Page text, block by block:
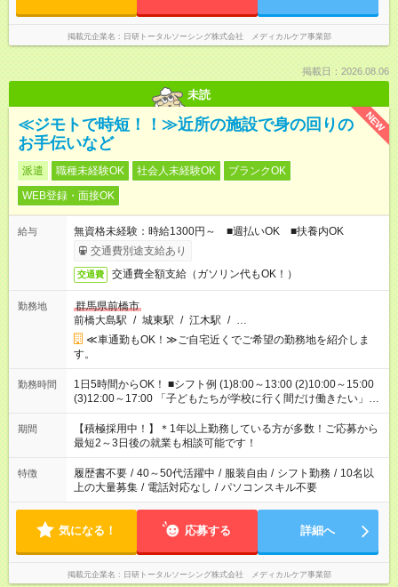
掲載元企業名 日研トータルソーシング株式会社 メディカルケア事業部
掲載日：2026.08.06
未読
NEW
≪ジモトで時短！！≫近所の施設で身の回りの
お手伝いなど
派遣 職種未経験OK 社会人未経験OK
ブランクOK
WEB登録・面接OK
給与
無資格未経験：時給1300円～ ■週払いOK ■扶養内OK
交通費別途支給あり
交通費 交通費全額支給（ガソリン代もOK！）
勤務地
群馬県前橋市
前橋大島駅 / 城東駅 / 江木駅 / …
≪車通勤もOK！≫ご自宅近くでご希望の勤務地を紹介しま
す。
勤務時間
1日5時間からOK！ ■シフト例 (1)8:00～13:00 (2)10:00～15:00
(3)12:00～17:00 「子どもたちが学校に行く間だけ働きたい」
「余裕を持って夕飯の準備がしたい」 「午前中は働いて、午後
はプライベートの時間にしたい」 など、ご希望を教えてくださ
いね。 ※Wワーク希望の方へ 今ご覧のお仕事で希望する勤務時
間と、もう1つのお仕事の勤務時間。 合計で週40時間を超える
場合は応募できません。
期間
【積極採用中！】＊1年以上勤務している方が多数！ご応募から
最短2～3日後の就業も相談可能です！
特徴 履歴書不要 / 40～50代活躍中 / 服装自由 / シフト勤務 / 10名以
上の大量募集 / 電話対応なし / パソコンスキル不要
気になる！ 応募する 詳細へ
掲載元企業名 日研トータルソーシング株式会社 メディカルケア事業部